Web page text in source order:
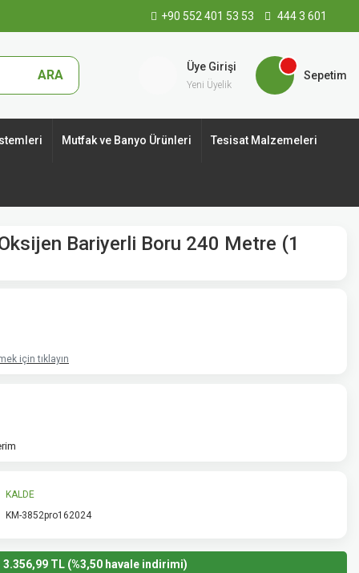
+90 552 401 53 53 444 3 601
ARA
Üye Girişi
Yeni Üyelik
Sepetim
Mutfak ve Banyo Ürünleri Tesisat Malzemeleri
Bariyerli Boru 240 Metre (1
için tıklayın
KALDE
KM-3852pro162024
3.356,99 TL (%3,50 havale indirimi)